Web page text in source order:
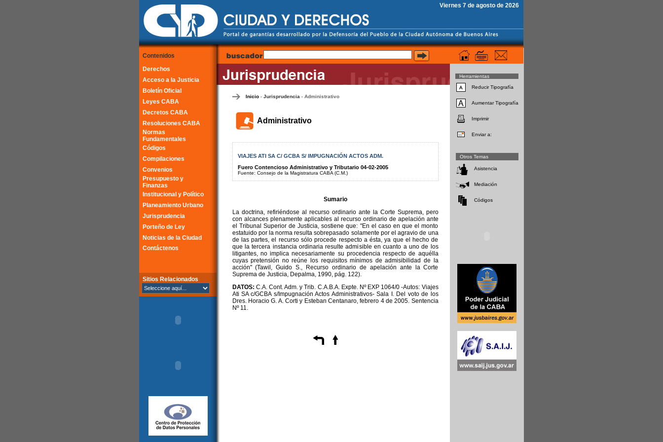
Viernes 7 de agosto de 2026
Contenidos
Derechos
Acceso a la Justicia
Boletín Oficial
Leyes CABA
Decretos CABA
Resoluciones CABA
Normas
Fundamentales
Códigos
Compilaciones
Convenios
Presupuesto y
Finanzas
Institucional y Político
Planeamiento Urbano
Jurisprudencia
Porteño de Ley
Noticias de la Ciudad
Contáctenos
Sitios Relacionados
Herramientas
Reducir Tipografía
Aumentar Tipografía
Imprimir
Enviar a:
Otros Temas
Asistencia
Mediación
Códigos
Inicio- Jurisprudencia- Administrativo
Administrativo
VIAJES ATI SA C/ GCBA S/ IMPUGNACIÓN ACTOS ADM.
Fuero Contencioso Administrativo y Tributario 04-02-2005
Fuente: Consejo de la Magistratura CABA (C.M.)
Sumario
La doctrina, refiriéndose al recurso ordinario ante la Corte Suprema, pero
con alcances plenamente aplicables al recurso ordinario de apelación ante
el Tribunal Superior de Justicia, sostiene que: "En el caso en que el monto
estatuido por la norma resulta sobrepasado solamente por el agravio de una
de las partes, el recurso sólo procede respecto a ésta, ya que el hecho de
que la tercera instancia ordinaria resulte admisible en cuanto a uno de los
litigantes, no implica necesariamente su procedencia respecto de aquélla
cuyas pretensión no reúne los requisitos mínimos de admisibilidad de la
acción" (Tawil, Guido S., Recurso ordinario de apelación ante la Corte
Suprema de Justicia, Depalma, 1990, pág. 122).
DATOS: C.A. Cont. Adm. y Trib. C.A.B.A. Expte. Nº EXP 1064/0 -Autos: Viajes
Ati SA c/GCBA s/Impugnación Actos Administrativos- Sala I. Del voto de los
Dres. Horacio G. A. Corti y Esteban Centanaro, febrero 4 de 2005. Sentencia
Nº 11.